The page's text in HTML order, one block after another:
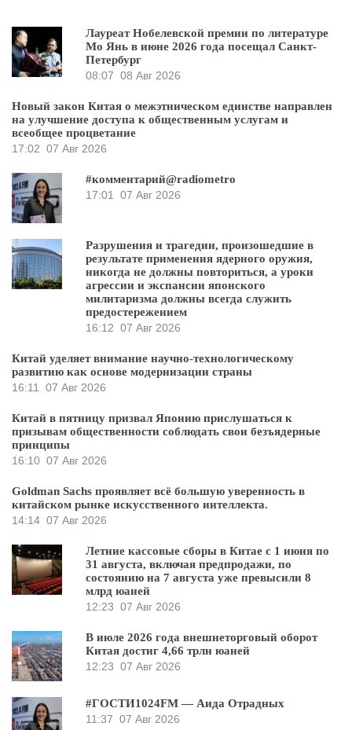
Лауреат Нобелевской премии по литературе
Мо Янь в июне 2026 года посещал Санкт-
Петербург
08:07 08 Авг 2026
Новый закон Китая о межэтническом единстве направлен
на улучшение доступа к общественным услугам и
всеобщее процветание
17:02 07 Авг 2026
#комментарий@radiometro
17:01
07 Авг 2026
Разрушения и трагедии, произошедшие в
результате применения ядерного оружия,
никогда не должны повториться, а уроки
агрессии и экспансии японского
милитаризма должны всегда служить
предостережением
16:12 07 Авг 2026
Китай уделяет внимание научно-технологическому
развитию как основе модернизации страны
16:11
07 Авг 2026
Китай в пятницу призвал Японию прислушаться к
призывам общественности соблюдать свои безъядерные
принципы
16:10 07 Авг 2026
Goldman Sachs проявляет всё большую уверенность в
китайском рынке искусственного интеллекта.
14:14 07 Авг 2026
Летние кассовые сборы в Китае с 1 июня по
31 августа, включая предпродажи, по
состоянию на 7 августа уже превысили 8
млрд юаней
12:23 07 Авг 2026
В июле 2026 года внешнеторговый оборот
Китая достиг 4,66 трлн юаней
12:23 07 Авг 2026
#ГОСТИ1024FM — Аида Отрадных
11:37 07 Авг 2026